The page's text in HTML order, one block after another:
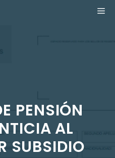
PENSIÓN
AL
SUBSIDIO